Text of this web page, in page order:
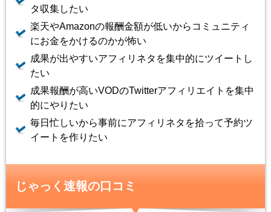
タ収集したい
楽天やAmazonの報酬金額が低いからコミュニティ
にお金をかけるのかが怖い
成果が出やすいアフィリネタを集中的にツイートし
たい
成果報酬が高いVODのTwitterアフィリエイトを集中
的にやりたい
毎日忙しいから事前にアフィリネタを拾って予約ツ
イートを作りたい
じゃっく速報の口コミ